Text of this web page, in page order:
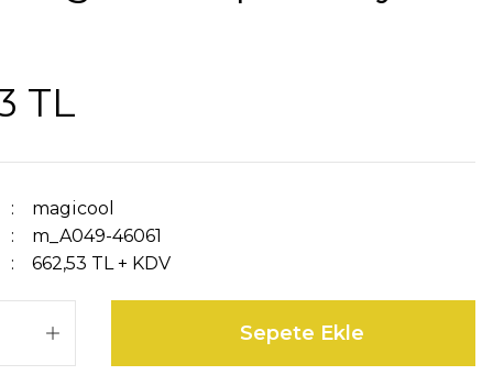
TL
magicool
m_A049-46061
662,53 TL + KDV
Sepete Ekle